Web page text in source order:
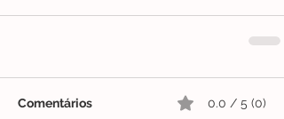
Comentários 0.0 / 5 (0)